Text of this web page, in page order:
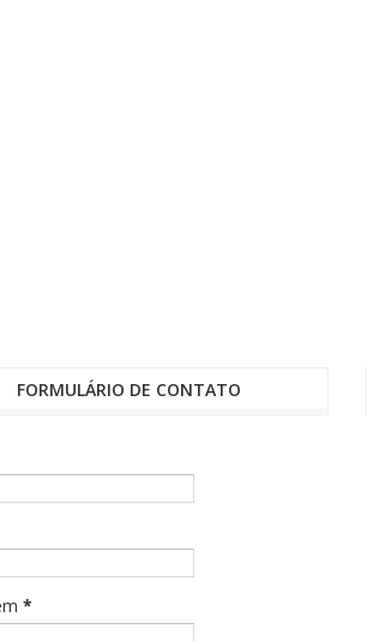
FORMULÁRIO DE CONTATO
*